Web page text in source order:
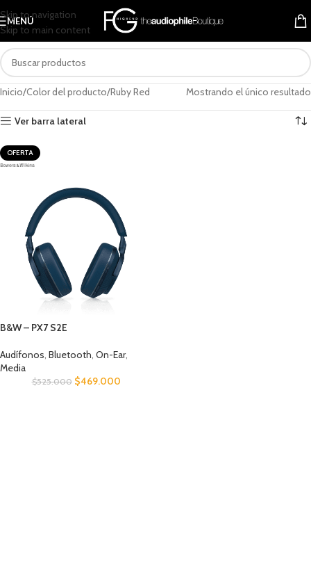
Skip to navigation
Skip to main content
MENÚ
Inicio Color del producto Ruby Red Mostrando el único resultado
Ver barra lateral
OFERTA
B&W – PX7 S2E
Audífonos, Bluetooth, On-Ear,
Media
$525.000 $469.000